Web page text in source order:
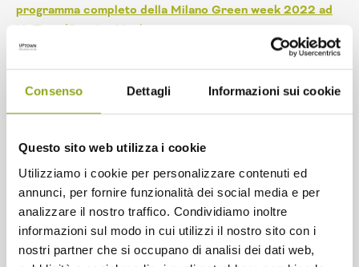
Consenso Dettagli Informazioni sui cookie
Questo sito web utilizza i cookie
Utilizziamo i cookie per personalizzare contenuti ed
annunci, per fornire funzionalità dei social media e per
analizzare il nostro traffico. Condividiamo inoltre
informazioni sul modo in cui utilizzi il nostro sito con i
nostri partner che si occupano di analisi dei dati web,
programma completo della Milano Green week 2022 ad
UpTown/Cascina Merlata